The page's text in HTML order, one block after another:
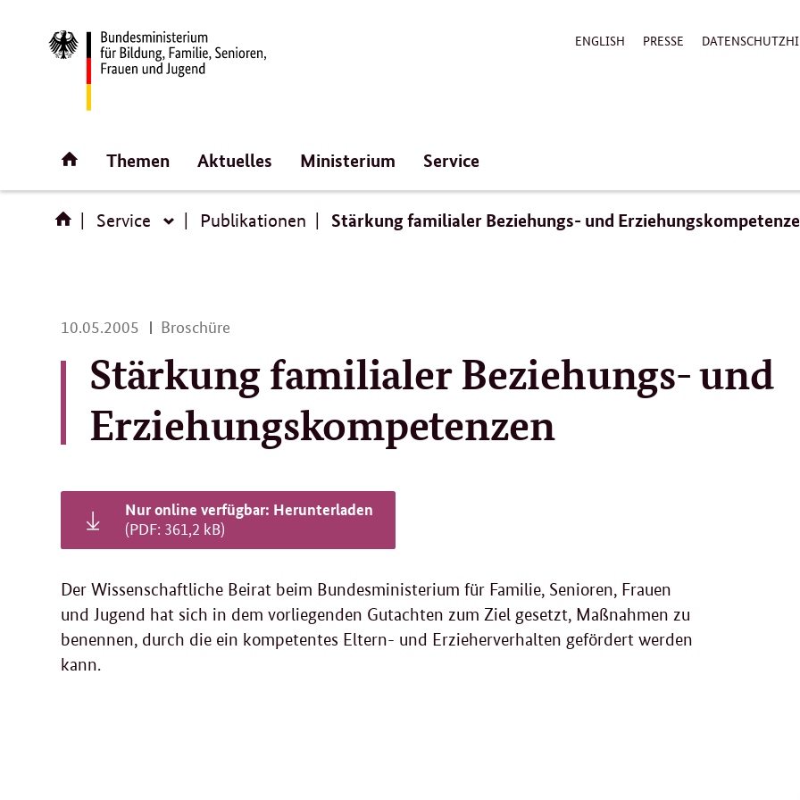
Direktlink:
ENGLISH PRESSE
Startseite
Themen Aktuelles Ministerium Service
Service ServicePublikationen Stärkung familialer Beziehungs- und
Stärkung familialer Beziehungs- und
Erziehungskompetenzen
10.05.2005 10.
2005
Broschüre
Nur online verfügbar: Herunterladen
(PDF: 361,2 kB)
Der Wissenschaftliche Beirat beim Bundesministerium für Familie, Senioren, Frauen
und Jugend hat sich in dem vorliegenden Gutachten zum Ziel gesetzt, Maßnahmen zu
benennen, durch die ein kompetentes Eltern- und Erzieherverhalten gefördert werden
kann.